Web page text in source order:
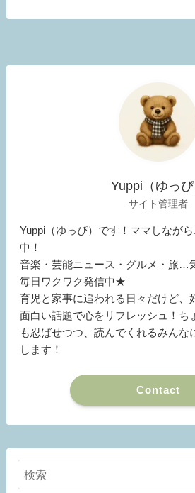
Yuppi（ゆっぴ
サイト管理者
Yuppi（ゆっぴ）です！ママしなが
中！
音楽・芸能ニュース・グルメ・旅…
毎日ワクワク発信中★
育児と家事に追われる日々だけど、
面白い話題で心をリフレッシュ！ち
も忍ばせつつ、読んでくれるみんな
します！
Contact